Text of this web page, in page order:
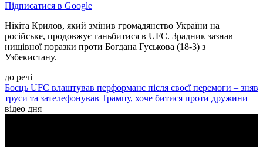
Підписатися в Google
Нікіта Крилов, який змінив громадянство України на
російське, продовжує ганьбитися в UFC. Зрадник зазнав
нищівної поразки проти Богдана Гуськова (18-3) з
Узбекистану.
до речі
Боєць UFC влаштував перформанс після своєї перемоги – зняв
труси та зателефонував Трампу, хоче битися проти дружини
відео дня